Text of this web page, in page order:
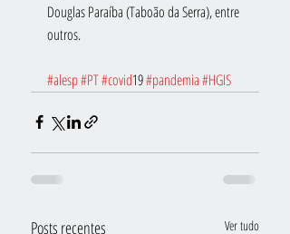
Douglas Paraíba (Taboão da Serra), entre
outros.
#alesp#PT#covid19 #pandemia#HGIS
Posts recentes Ver tudo